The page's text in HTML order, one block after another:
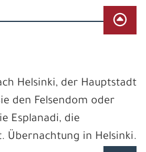
Helsinki, der Hauptstadt
den Felsendom oder
Esplanadi, die
Übernachtung in Helsinki.